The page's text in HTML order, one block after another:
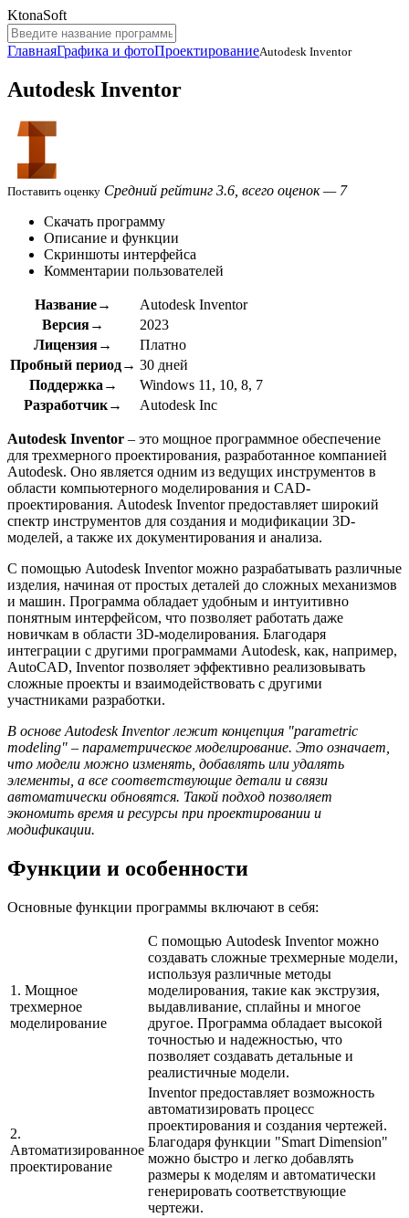
KtonaSoft
ГлавнаяГрафика и фотоПроектированиеAutodesk Inventor
Autodesk Inventor
Поставить оценку Средний рейтинг 3.6, всего оценок — 7
Скачать программу
Описание и функции
Скриншоты интерфейса
Комментарии пользователей
Название→
Autodesk Inventor
Версия→
2023
Лицензия→
Платно
Пробный период→ 30 дней
Поддержка→
Windows 11, 10, 8, 7
Разработчик→
Autodesk Inc
Autodesk Inventor – это мощное программное обеспечение
для трехмерного проектирования, разработанное компанией
Autodesk. Оно является одним из ведущих инструментов в
области компьютерного моделирования и CAD-
проектирования. Autodesk Inventor предоставляет широкий
спектр инструментов для создания и модификации 3D-
моделей, а также их документирования и анализа.
С помощью Autodesk Inventor можно разрабатывать различные
изделия, начиная от простых деталей до сложных механизмов
и машин. Программа обладает удобным и интуитивно
понятным интерфейсом, что позволяет работать даже
новичкам в области 3D-моделирования. Благодаря
интеграции с другими программами Autodesk, как, например,
AutoCAD, Inventor позволяет эффективно реализовывать
сложные проекты и взаимодействовать с другими
участниками разработки.
В основе Autodesk Inventor лежит концепция "parametric
modeling" – параметрическое моделирование. Это означает,
что модели можно изменять, добавлять или удалять
элементы, а все соответствующие детали и связи
автоматически обновятся. Такой подход позволяет
экономить время и ресурсы при проектировании и
модификации.
Функции и особенности
Основные функции программы включают в себя:
1. Мощное
трехмерное
моделирование
С помощью Autodesk Inventor можно
создавать сложные трехмерные модели,
используя различные методы
моделирования, такие как экструзия,
выдавливание, сплайны и многое
другое. Программа обладает высокой
точностью и надежностью, что
позволяет создавать детальные и
реалистичные модели.
2.
Автоматизированное
проектирование
Inventor предоставляет возможность
автоматизировать процесс
проектирования и создания чертежей.
Благодаря функции "Smart Dimension"
можно быстро и легко добавлять
размеры к моделям и автоматически
генерировать соответствующие
чертежи.